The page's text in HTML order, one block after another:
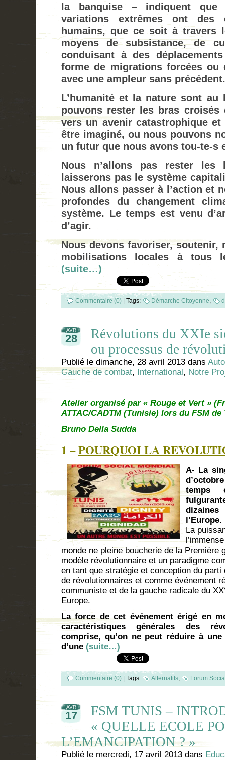
la banquise – indiquent
variations extrêmes ont
humains, que ce soit à travers
moyens de subsistance, de
conduisant à des
forme de migrations forcées ou
avec une ampleur sans précédent.
L’humanité et la nature sont
pouvons rester les bras croisés
vers un avenir catastrophique
être imaginé, ou nous pouvons
un futur que nous avons tou-te-s
Nous n’allons pas rester les
laisserons pas le système
Nous allons passer à l’action et
profondes du changement
système. Le temps est venu
d’agir.
Nous devons favoriser, soutenir,
mobilisations locales à tous
(suite…)
Commentaire (0) Tags: Démarche Citoyenne,
AVR
28
Révolutions du XXIe
ou processus de
Publié le dimanche, 28 avril 2013 dans
Gauche de combat, International, Notre
Atelier organisé par « Rouge et Vert »
ATTAC/CADTM (Tunisie) lors du FSM de
Bruno Della Sudda
1 –POURQUOILA
A- La
temps
l’Europe.
La
monde ne pleine boucherie de la Première
modèle révolutionnaire et un paradigme
en tant que stratégie et conception du
de révolutionnaires et comme événement
communiste et de la gauche radicale du
Europe.
La force de cet événement érigé en
caractéristiques générales des
comprise, qu’on ne peut réduire à
d’une (suite…)
Commentaire (0) | Tags: Alternatifs, Forum
AVR
17
FSM TUNIS –
« QUELLE ECOLE
L’EMANCIPATION ? »
Publié le mercredi, 17 avril 2013 dans